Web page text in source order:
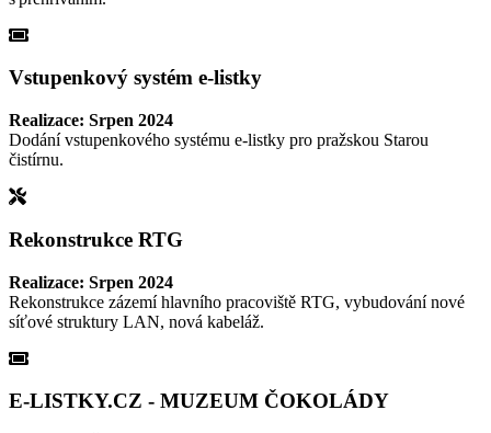
Vstupenkový systém e-listky
Realizace: Srpen 2024
Dodání vstupenkového systému e-listky pro pražskou Starou
čistírnu.
Rekonstrukce RTG
Realizace: Srpen 2024
Rekonstrukce zázemí hlavního pracoviště RTG, vybudování nové
síťové struktury LAN, nová kabeláž.
E-LISTKY.CZ - MUZEUM ČOKOLÁDY